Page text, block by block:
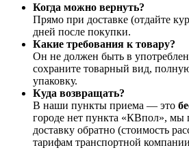
Когда можно вернуть?
Прямо при доставке (отдайте
дней после покупки.
Какие требования к товару?
Он не должен быть в
сохраните товарный вид,
упаковку.
Куда возвращать?
В наши пункты приема — это
городе нет пункта «КВпол», мы
доставку обратно (стоимость
тарифам транспортной